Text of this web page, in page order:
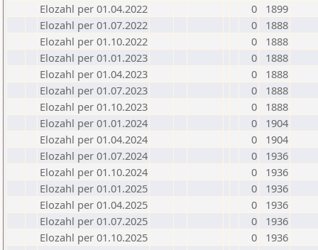
Elozahl per 01.04.2022
0
1899
Elozahl per 01.07.2022
0
1888
Elozahl per 01.10.2022
0
1888
Elozahl per 01.01.2023
0
1888
Elozahl per 01.04.2023
0
1888
Elozahl per 01.07.2023
0
1888
Elozahl per 01.10.2023
0
1888
Elozahl per 01.01.2024
0
1904
Elozahl per 01.04.2024
0
1904
Elozahl per 01.07.2024
0
1936
Elozahl per 01.10.2024
0
1936
Elozahl per 01.01.2025
0
1936
Elozahl per 01.04.2025
0
1936
Elozahl per 01.07.2025
0
1936
Elozahl per 01.10.2025
0
1936